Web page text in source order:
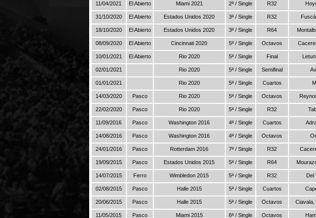
11/04/2021 El Abierto Miami 2021 2ª / Single R32
31/10/2020 El Abierto Estados Unidos 2020 3ª / Single R32
18/10/2020 El Abierto Estados Unidos 2020 3ª / Single R64
08/09/2020 El Abierto Cincinnati 2020 5ª / Single Octavos
10/01/2021 El Abierto Rio 2020 5ª / Single Final
02/01/2021 Rio 2020 5ª / Single Semifinal
01/01/2021 Rio 2020 5ª / Single Cuartos
14/03/2020 Pasco Rio 2020 5ª / Single Octavos
22/02/2020 Pasco Rio 2020 5ª / Single R32
11/09/2016 Pasco Washington 2016 4ª / Single Cuartos
14/08/2016 Pasco Washington 2016 4ª / Single Octavos
24/01/2016 Pasco Rotterdam 2016 7ª / Single R32
19/09/2015 Pasco Estados Unidos 2015 5ª / Single R64
14/07/2015 Ferro Wimbledon 2015 5ª / Single R32 Del
02/08/2015 Pasco Halle 2015 5ª / Single Cuartos
20/06/2015 Pasco Halle 2015 5ª / Single Octavos Ciavala,
11/05/2015 Pasco Miami 2015 6ª / Single Octavos